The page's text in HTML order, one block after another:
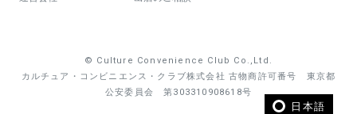
© Culture Convenience Club Co.,Ltd.
カルチュア・コンビニエンス・クラブ株式会社 古物商許可番号 東京都
公安委員会 第303310908618号
日本語